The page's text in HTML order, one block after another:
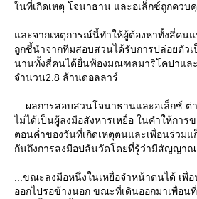
ในที่เกิดเหตุ โจนาธาน และอเล็กซ์ถูกควบ
และจากเหตุการณ์นี้ทำให้ผู้ต้องหาทั้งสี่คน
ถูกชี้นำจากทีมสอบสวนได้รับการปล่อยตัว
นานทั้งสี่คนได้ยื่นฟ้องมณฑลมาริโคปาและ
จำนวน2.8 ล้านดอลลาร์
....ผลการสอบสวนโจนาธานและอเล็กซ์ ต่
ไม่ได้เป็นผู้ลงมือสังหารเหยื่อ ในคำให้การ
ตอนค่ำของวันที่เกิดเหตุตนและเพื่อนร่วม
กันถึงการลงมือปล้นวัดโดยที่รู้ว่ามีสัญญาณ
...ขณะลงมือหนึ่งในเหยื่อจำหน้าตนได้ เพื่
ออกไปรอข้างนอก ขณะที่เดินออกมาเพื่อน